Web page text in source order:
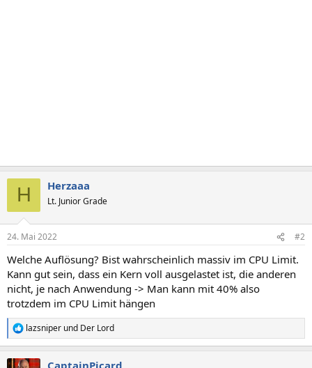
H Herzaaa
Lt. Junior Grade
24. Mai 2022 #2
Welche Auflösung? Bist wahrscheinlich massiv im CPU Limit.
Kann gut sein, dass ein Kern voll ausgelastet ist, die anderen
nicht, je nach Anwendung -> Man kann mit 40% also
trotzdem im CPU Limit hängen
R
e
lazsniper und Der Lord
CaptainPicard